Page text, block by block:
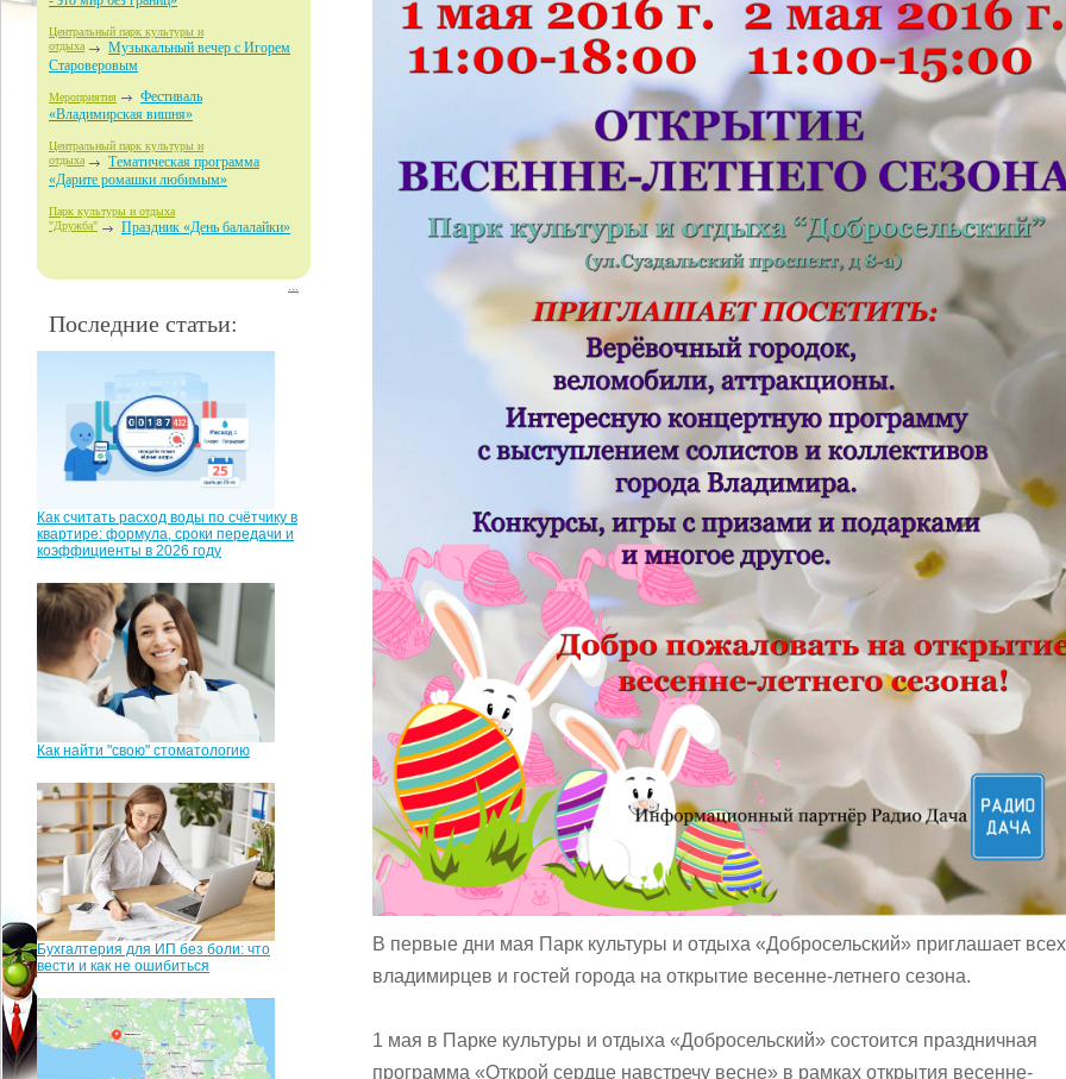
Центральный парк культуры и
отдыха
Музыкальный вечер с Игорем
Староверовым
Мероприятия
Фестиваль
«Владимирская вишня»
Центральный парк культуры и
отдыха
Тематическая программа
«Дарите ромашки любимым»
Парк культуры и отдыха
"Дружба" Праздник «День балалайки»
Последние статьи:
Как считать расход воды по счётчику в
квартире: формула, сроки передачи и
коэффициенты в 2026 году
Как найти "свою" стоматологию
Бухгалтерия для ИП без боли: что
вести и как не ошибиться
В первые дни мая Парк культуры и отдыха «Добросельский» приглашает всех
владимирцев и гостей города на открытие весенне-летнего сезона.
1 мая в Парке культуры и отдыха «Добросельский» состоится праздничная
программа «Открой сердце навстречу весне» в рамках открытия весенне-